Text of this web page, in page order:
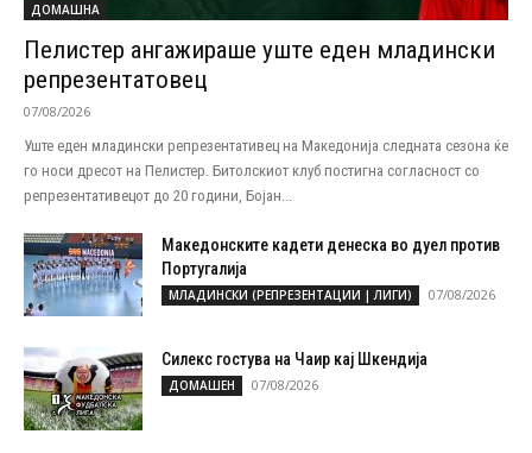
ДОМАШНА
Пелистер ангажираше уште еден младински
репрезентатовец
07/08/2026
Уште еден младински репрезентативец на Македонија следната сезона ќе
го носи дресот на Пелистер. Битолскиот клуб постигна согласност со
репрезентативецот до 20 години, Бојан...
Македонските кадети денеска во дуел против
Португалија
МЛАДИНСКИ (РЕПРЕЗЕНТАЦИИ | ЛИГИ) 07/08/2026
Силекс гостува на Чаир кај Шкендија
ДОМАШЕН 07/08/2026